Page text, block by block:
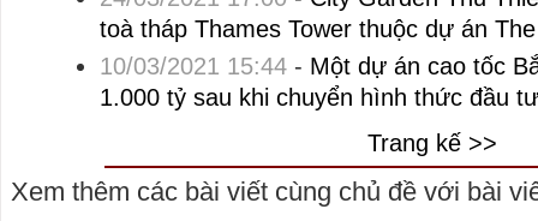
toà tháp Thames Tower thuộc dự án
10/03/2021 15:44- Một dự án cao tốc
1.000 tỷ sau khi chuyển hình thức đầu tư
Trang kế >>
Xem thêm các bài viết cùng chủ đề với bài